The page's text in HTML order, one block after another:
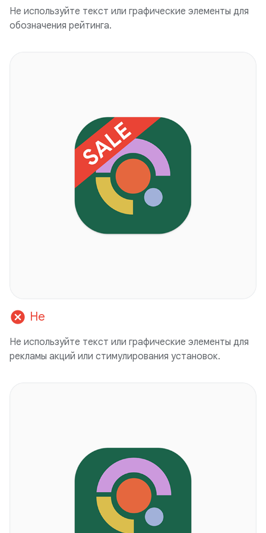
Не используйте текст или графические элементы для
обозначения рейтинга.
cancel Не
Не используйте текст или графические элементы для
рекламы акций или стимулирования установок.